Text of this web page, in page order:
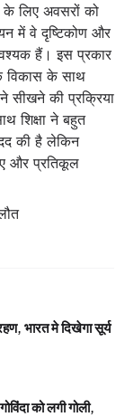
के लिए अवसरों को
में वे दृष्टिकोण और
हैं। इस प्रकार
विकास के साथ
सीखने की प्रक्रिया
शिक्षा ने बहुत
की है लेकिन
और प्रतिकूल
भारत मे दिखेगा सूर्य
को लगी गोली,